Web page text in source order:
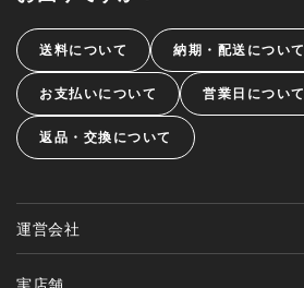
送料について 納期・配送について
お支払いについて 営業日について
返品・交換について
運営会社
実店舗